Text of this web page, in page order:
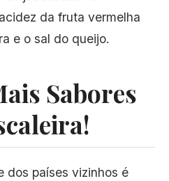
da fruta vermelha
e o sal do queijo.
Sabores
dos países vizinhos é